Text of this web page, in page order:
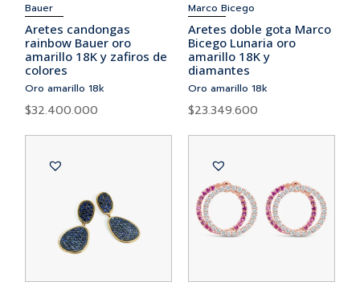
Bauer
Aretes candongas
rainbow Bauer oro
amarillo 18K y zafiros de
colores
Oro amarillo 18k
$32.400.000
Marco Bicego
Aretes doble gota Marco
Bicego Lunaria oro
amarillo 18K y
diamantes
Oro amarillo 18k
$23.349.600